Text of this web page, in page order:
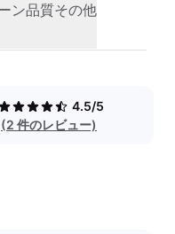
ン品質その他
4.5/5
(2 件のレビュー)